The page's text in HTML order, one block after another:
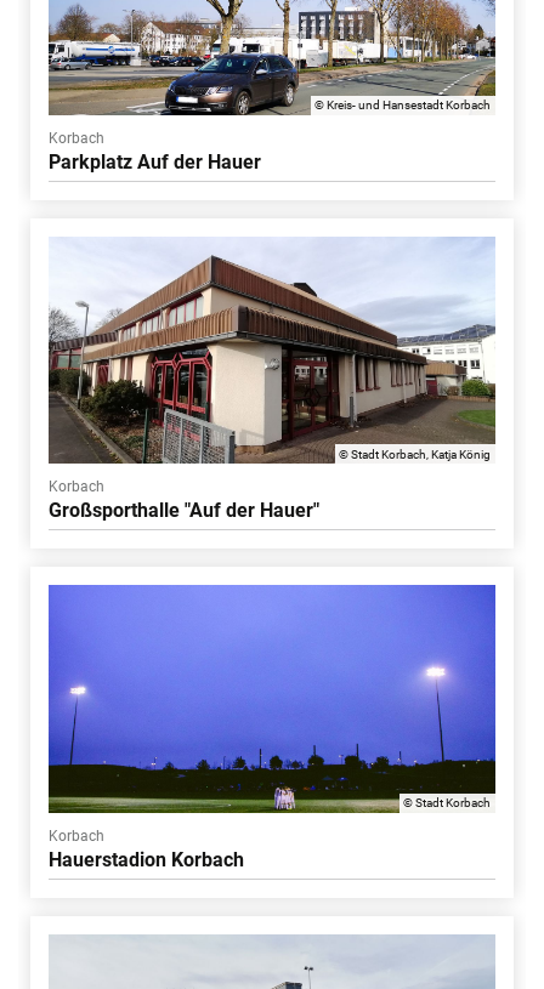
© Kreis- und Hansestadt Korbach
Korbach
Parkplatz Auf der Hauer
© Stadt Korbach, Katja König
Korbach
Großsporthalle "Auf der Hauer"
© Stadt Korbach
Korbach
Hauerstadion Korbach